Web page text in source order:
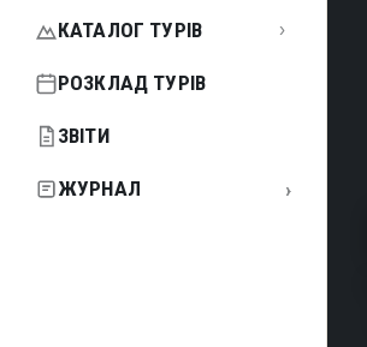
КАТАЛОГ ТУРІВ ›
РОЗКЛАД ТУРІВ
ЗВІТИ
ЖУРНАЛ ›